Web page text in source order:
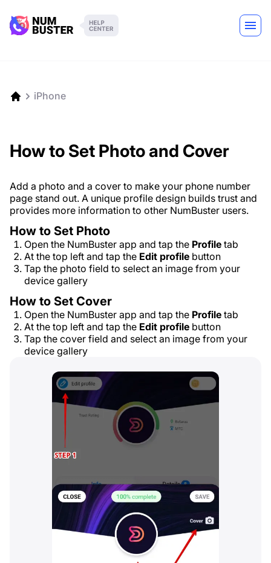
iPhone
How to Set Photo and Cover
Add a photo and a cover to make your phone number
page stand out. A unique profile design builds trust and
provides more information to other NumBuster users.
How to Set Photo
Open the NumBuster app and tap the Profile tab
At the top left and tap the Edit profile button
Tap the photo field to select an image from your
device gallery
How to Set Cover
Open the NumBuster app and tap the Profile tab
At the top left and tap the Edit profile button
Tap the cover field and select an image from your
device gallery